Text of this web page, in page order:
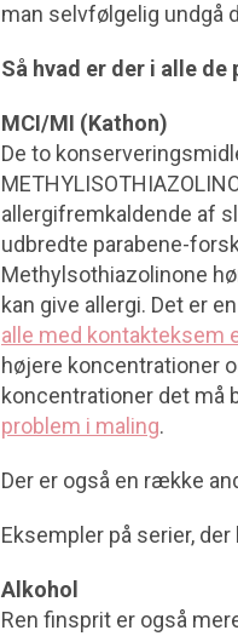
man selvfølgelig undgå
Så hvad er der i alle
MCI/MI (Kathon)
De to
allergifremkaldende af
udbredte parabene-
Methylsothiazolinone
kan give allergi. Det er
alle med kontakteksem
højere koncentrationer
koncentrationer det må
problem i maling.
Der er også en række
Eksempler på serier,
Alkohol
Ren finsprit er også